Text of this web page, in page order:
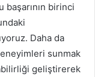
başarının birinci
Daha da
sunmak
geliştirerek